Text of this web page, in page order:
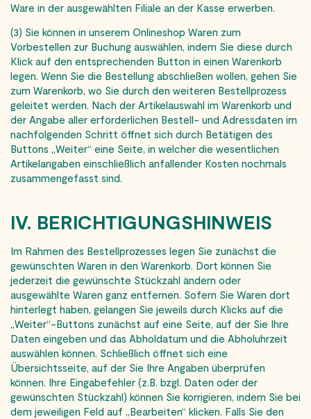
Ware in der ausgewählten Filiale an der Kasse erwerben.
(3) Sie können in unserem Onlineshop Waren zum
Vorbestellen zur Buchung auswählen, indem Sie diese durch
Klick auf den entsprechenden Button in einen Warenkorb
legen. Wenn Sie die Bestellung abschließen wollen, gehen Sie
zum Warenkorb, wo Sie durch den weiteren Bestellprozess
geleitet werden. Nach der Artikelauswahl im Warenkorb und
der Angabe aller erforderlichen Bestell- und Adressdaten im
nachfolgenden Schritt öffnet sich durch Betätigen des
Buttons „Weiter“ eine Seite, in welcher die wesentlichen
Artikelangaben einschließlich anfallender Kosten nochmals
zusammengefasst sind.
IV. BERICHTIGUNGSHINWEIS
Im Rahmen des Bestellprozesses legen Sie zunächst die
gewünschten Waren in den Warenkorb. Dort können Sie
jederzeit die gewünschte Stückzahl ändern oder
ausgewählte Waren ganz entfernen. Sofern Sie Waren dort
hinterlegt haben, gelangen Sie jeweils durch Klicks auf die
„Weiter“-Buttons zunächst auf eine Seite, auf der Sie Ihre
Daten eingeben und das Abholdatum und die Abholuhrzeit
auswählen können. Schließlich öffnet sich eine
Übersichtsseite, auf der Sie Ihre Angaben überprüfen
können. Ihre Eingabefehler (z.B. bzgl. Daten oder der
gewünschten Stückzahl) können Sie korrigieren, indem Sie bei
dem jeweiligen Feld auf „Bearbeiten“ klicken. Falls Sie den